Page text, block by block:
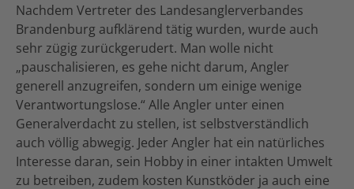
Nachdem Vertreter des Landesanglerverbandes
Brandenburg aufklärend tätig wurden, wurde auch
sehr zügig zurückgerudert. Man wolle nicht
„pauschalisieren, es gehe nicht darum, Angler
generell anzugreifen, sondern um einige wenige
Verantwortungslose.“ Alle Angler unter einen
Generalverdacht zu stellen, ist selbstverständlich
auch völlig abwegig. Jeder Angler hat ein natürliches
Interesse daran, sein Hobby in einer intakten Umwelt
zu betreiben, zudem kosten Kunstköder ja auch eine